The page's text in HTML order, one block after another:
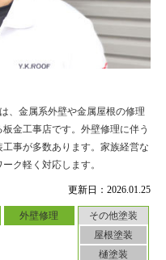
更新日：2026.01.25
外壁修理
その他塗装
屋根塗装
樋塗装
、金属系外壁や金属屋根の修理
金工事店です。外壁修理に伴う
事が多数あります。家族経営な
ク軽く対応します。